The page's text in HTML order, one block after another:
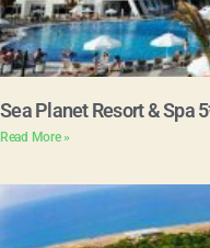
Sea Planet Resort & Spa
Read More »